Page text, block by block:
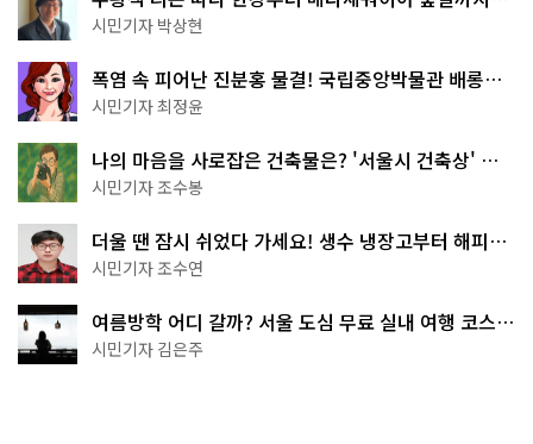
서울둘레길 15코스
시민기자 박상현
폭염 속 피어난 진분홍 물결! 국립중앙박물관 배롱나
무 명소
시민기자 최정윤
나의 마음을 사로잡은 건축물은? '서울시 건축상' 수
상작 공개!
시민기자 조수봉
더울 땐 잠시 쉬었다 가세요! 생수 냉장고부터 해피소
·무더위쉼터까지
시민기자 조수연
여름방학 어디 갈까? 서울 도심 무료 실내 여행 코스
추천
시민기자 김은주